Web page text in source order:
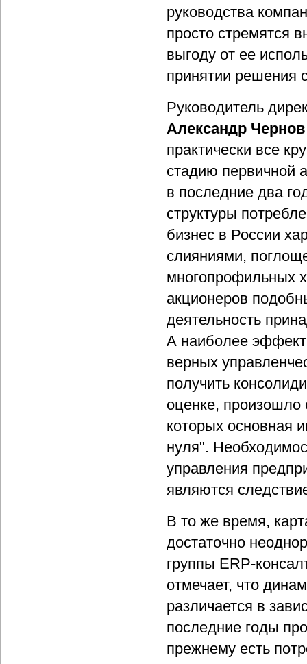
руководства
просто стремятся
выгоду от ее
принятии решения
Руководитель
Александр
практически все
стадию первичной
в последние два
структуры
бизнес в России
слияниями,
многопрофильных
акционеров
деятельность
А наиболее
верных
получить
оценке, произошло
которых основная
нуля".
управления
являются
В то же время,
достаточно
группы ERP-
отмечает, что
различается в
последние годы
прежнему есть